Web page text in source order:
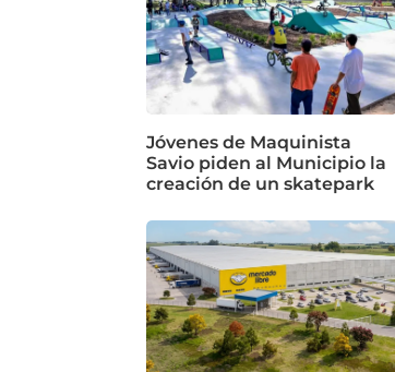
Jóvenes de Maquinista
Savio piden al Municipio la
creación de un skatepark